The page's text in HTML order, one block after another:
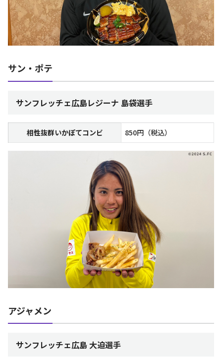
サン・ポテ
サンフレッチェ広島レジーナ 島袋選手
相性抜群いかぽてコンビ 850円（税込）
アジャメン
サンフレッチェ広島 大迫選手